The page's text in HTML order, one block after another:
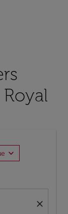
expand_more
close